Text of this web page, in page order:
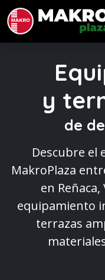
y
de
Descubre el
MakroPlaza
en
equipamiento
terrazas